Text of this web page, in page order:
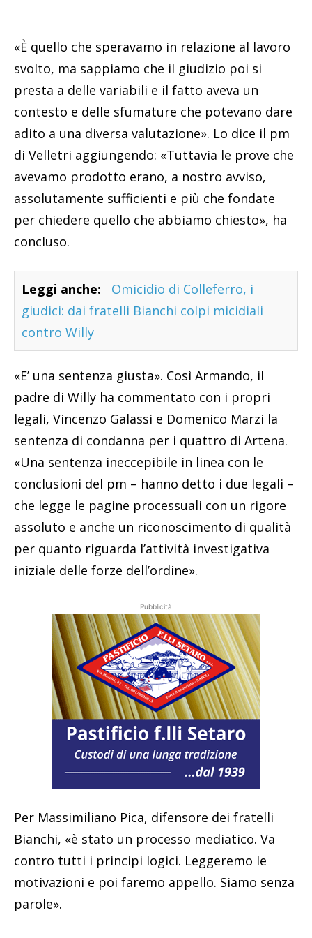
«È quello che speravamo in relazione al lavoro
svolto, ma sappiamo che il giudizio poi si
presta a delle variabili e il fatto aveva un
contesto e delle sfumature che potevano dare
adito a una diversa valutazione». Lo dice il pm
di Velletri aggiungendo: «Tuttavia le prove che
avevamo prodotto erano, a nostro avviso,
assolutamente sufficienti e più che fondate
per chiedere quello che abbiamo chiesto», ha
concluso.
Leggi anche:
Omicidio di Colleferro, i
giudici: dai fratelli Bianchi colpi micidiali
contro Willy
«E’ una sentenza giusta». Così Armando, il
padre di Willy ha commentato con i propri
legali, Vincenzo Galassi e Domenico Marzi la
sentenza di condanna per i quattro di Artena.
«Una sentenza ineccepibile in linea con le
conclusioni del pm – hanno detto i due legali –
che legge le pagine processuali con un rigore
assoluto e anche un riconoscimento di qualità
per quanto riguarda l’attività investigativa
iniziale delle forze dell’ordine».
Pubblicità
Per Massimiliano Pica, difensore dei fratelli
Bianchi, «è stato un processo mediatico. Va
contro tutti i principi logici. Leggeremo le
motivazioni e poi faremo appello. Siamo senza
parole».